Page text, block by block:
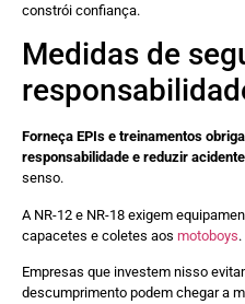
constrói confiança.
Medidas de
Forneça EPIs e treinamentos
responsabilidade e reduzir
senso.
A NR-12 e NR-18 exigem
capacetes e coletes aos motoboys.
Empresas que investem nisso
descumprimento podem chegar a